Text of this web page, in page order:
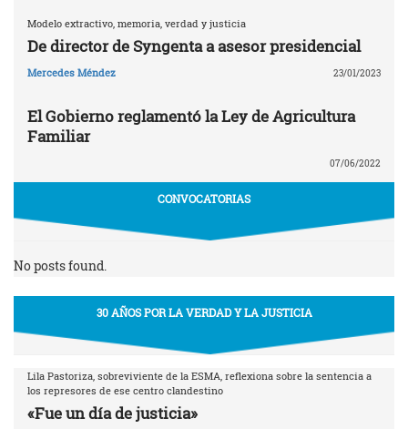
Modelo extractivo, memoria, verdad y justicia
De director de Syngenta a asesor presidencial
Mercedes Méndez 23/01/2023
El Gobierno reglamentó la Ley de Agricultura
Familiar
07/06/2022
CONVOCATORIAS
No posts found.
30 AÑOS POR LA VERDAD Y LA JUSTICIA
Lila Pastoriza, sobreviviente de la ESMA, reflexiona sobre la sentencia a
los represores de ese centro clandestino
«Fue un día de justicia»